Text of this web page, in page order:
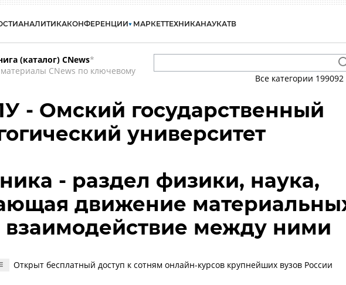
АНАЛИТИКАКОНФЕРЕНЦИИ МАРКЕТТЕХНИКАНАУКАТВ
(каталог) CNews*
CNews по ключевому
Все категории 199092
- Омский государственный
университет
- раздел физики, наука,
движение
взаимодействие между ними
Открыт бесплатный доступ к сотням онлайн-курсов крупнейших вузов России